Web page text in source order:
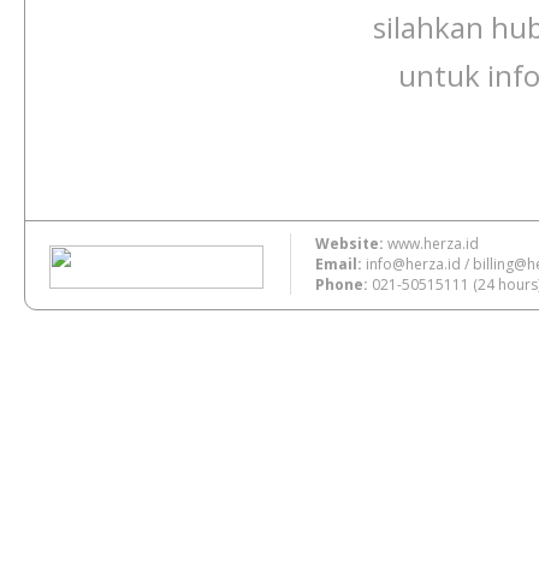
silahkan
untuk
Website: www.herza.id
Email: info@herza.id /
Phone: 021-50515111 (24